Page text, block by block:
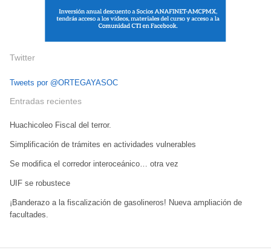
Twitter
Tweets por @ORTEGAYASOC
Entradas recientes
Huachicoleo Fiscal del terror.
Simplificación de trámites en actividades vulnerables
Se modifica el corredor interoceánico… otra vez
UIF se robustece
¡Banderazo a la fiscalización de gasolineros! Nueva ampliación de
facultades.